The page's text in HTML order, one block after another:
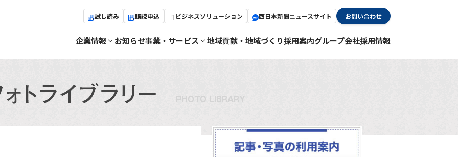
試し読み 購読申込 ビジネスソリューション 西日本新聞ニュースサイト お問い合わせ
企業情報 お知らせ事業・サービス 地域貢献・地域づくり採用案内グループ会社採用情報